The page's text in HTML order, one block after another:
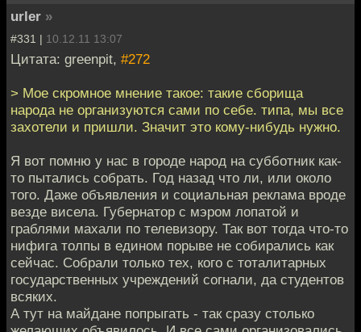
urler »
#331 | 10.12.11 13:07
Цитата: greenpit, #272
> Мое скромное мнение такое: такие сборища
народа не организуются сами по себе. типа, мы все
захотели и пришли. Значит это кому-нибудь нужно.
Я вот помню у нас в городе народ на субботник как-
то пытались собрать. Год назад что ли, или около
того. Даже объявления и социальная реклама вроде
везде висела. Губернатор с мэром лопатой и
граблями махали по телевизору. Так вот тогда что-то
нифига толпы в едином порыве не собирались как
сейчас. Собрали только тех, кого с тоталитарных
государственных учреждений согнали, да студентов
всяких.
А тут на майдане попрыгать - так сразу столько